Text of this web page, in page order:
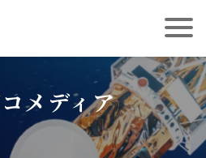
メディア